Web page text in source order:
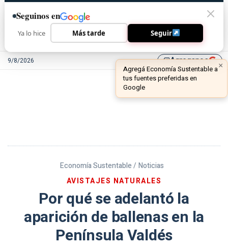
9/8/2026 library_addAgreganos
Economía Sustentable / Noticias
AVISTAJES NATURALES
Por qué se adelantó la
aparición de ballenas en la
Península Valdés
Seguinos en
Ya lo hice Más tarde Seguir